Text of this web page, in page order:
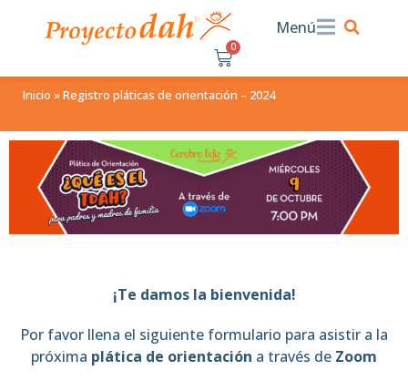
Menú
0
Inicio »Registro pláticas de orientación – 2024
¡Te damos la bienvenida!
Por favor llena el siguiente formulario para asistir a la
próxima plática de orientación a través de Zoom